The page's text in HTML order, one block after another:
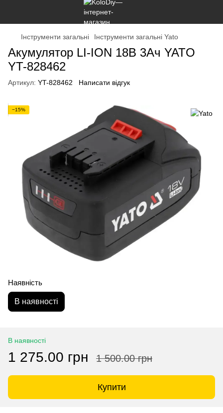
Інструменти загальні Інструменти загальні Yato
Акумулятор LI-ION 18В 3Aч YATO
YT-828462
Артикул: YT-828462 Написати відгук
−15%
Наявність
В наявності
В наявності
1 275.00 грн 1 500.00 грн
Купити